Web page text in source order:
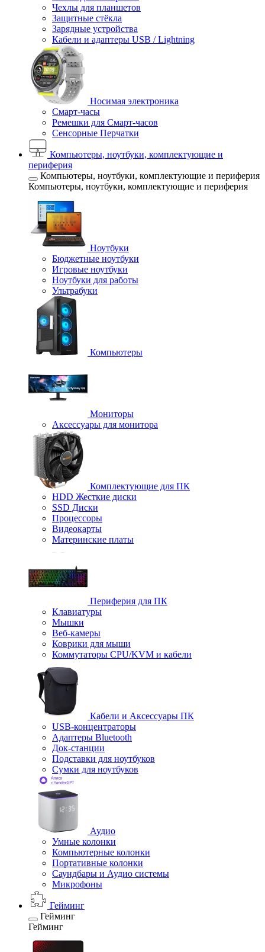
Чехлы для планшетов
Защитные стёкла
Зарядные устройства
Кабели и адаптеры USB / Lightning
Носимая электроника
Смарт-часы
Ремешки для Смарт-часов
Сенсорные Перчатки
Компьютеры, ноутбуки, комплектующие и
периферия
Компьютеры, ноутбуки, комплектующие и периферия
Компьютеры, ноутбуки, комплектующие и периферия
Ноутбуки
Бюджетные ноутбуки
Игровые ноутбуки
Ноутбуки для работы
Ультрабуки
Компьютеры
Мониторы
Аксессуары для монитора
Комплектующие для ПК
HDD Жесткие диски
SSD Диски
Процессоры
Видеокарты
Материнские платы
Периферия для ПК
Клавиатуры
Мышки
Веб-камеры
Коврики для мыши
Коммутаторы CPU/KVM и кабели
Кабели и Аксессуары ПК
USB-концентраторы
Адаптеры Bluetooth
Док-станции
Подставки для ноутбуков
Сумки для ноутбуков
Аудио
Умные колонки
Компьютерные колонки
Портативные колонки
Саундбары и Аудио системы
Микрофоны
Гейминг
Гейминг
Гейминг